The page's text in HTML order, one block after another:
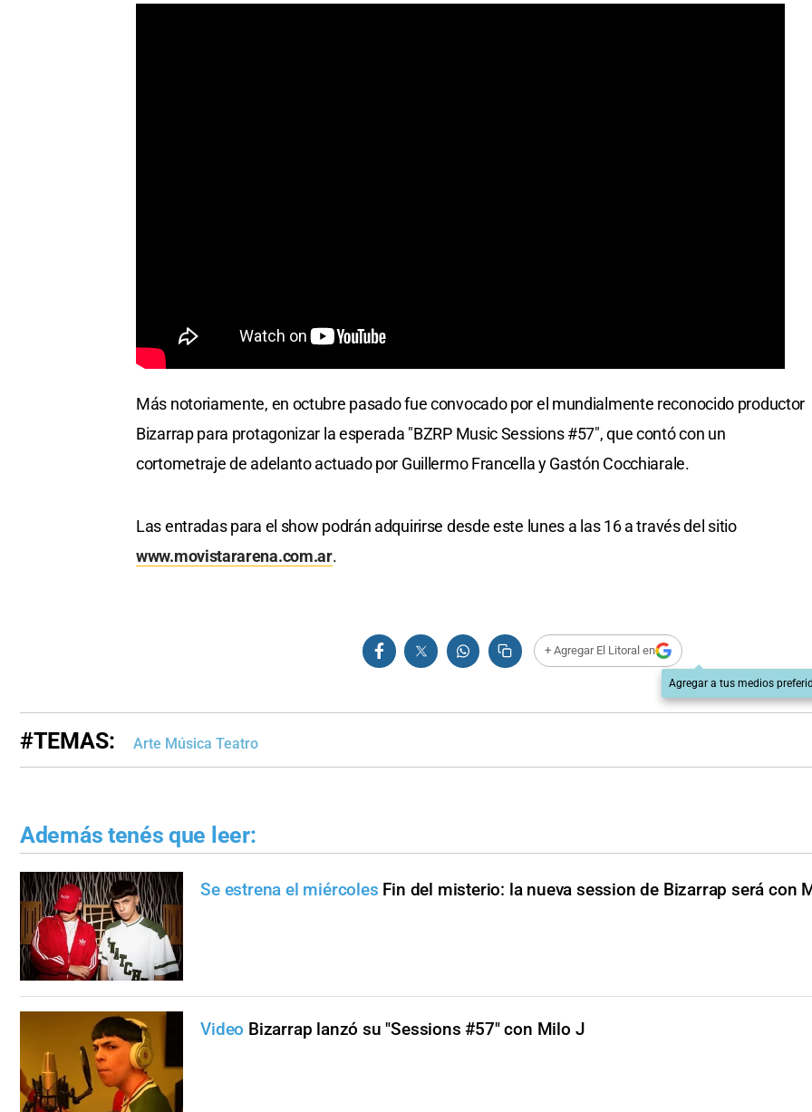
Más notoriamente, en octubre pasado fue convocado por el mundialmente reconocido productor
Bizarrap para protagonizar la esperada "BZRP Music Sessions #57", que contó con un
cortometraje de adelanto actuado por Guillermo Francella y Gastón Cocchiarale.
Las entradas para el show podrán adquirirse desde este lunes a las 16 a través del sitio
www.movistararena.com.ar.
+ Agregar El Litoral en
Agregar a tus medios
#TEMAS: Arte Música Teatro
Además tenés que leer:
Se estrena el miércoles Fin del misterio: la nueva session de Bizarrap será con
Video Bizarrap lanzó su "Sessions #57" con Milo J